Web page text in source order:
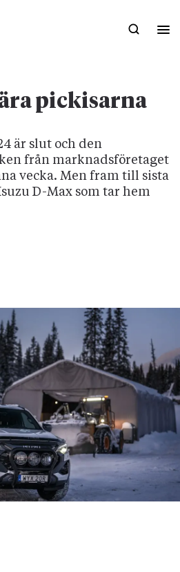
pickisarna
är slut och den
från marknadsföretaget
vecka. Men fram till sista
D-Max som tar hem